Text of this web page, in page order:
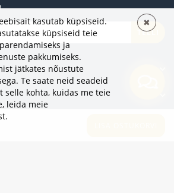
TELLI
kasutab küpsiseid.
küpsiseid teie
ja
pakkumiseks.
jätkates nõustute
Te saate neid seadeid
selle kohta, kuidas me teie
leida meie
.
✖